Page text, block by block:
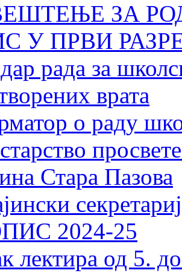
ЗА
У ПРВИ
рада за
врата
о раду
Стара Пазова
2024-25
лектира од 5.